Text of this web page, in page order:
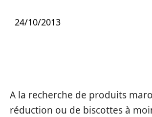
24/10/2013
A la recherche de produits
réduction ou de biscottes à